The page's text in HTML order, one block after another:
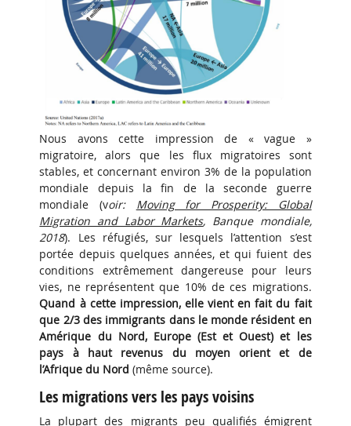
Nous avons cette impression de « vague »
migratoire, alors que les flux migratoires sont
stables, et concernant environ 3% de la population
mondiale depuis la fin de la seconde guerre
mondiale (voir: Moving for Prosperity: Global
Migration and Labor Markets, Banque mondiale,
2018). Les réfugiés, sur lesquels l’attention s’est
portée depuis quelques années, et qui fuient des
conditions extrêmement dangereuse pour leurs
vies, ne représentent que 10% de ces migrations.
Quand à cette impression, elle vient en fait du fait
que 2/3 des immigrants dans le monde résident en
Amérique du Nord, Europe (Est et Ouest) et les
pays à haut revenus du moyen orient et de
l’Afrique du Nord(même source).
Les migrations vers les pays voisins
La plupart des migrants peu qualifiés émigrent